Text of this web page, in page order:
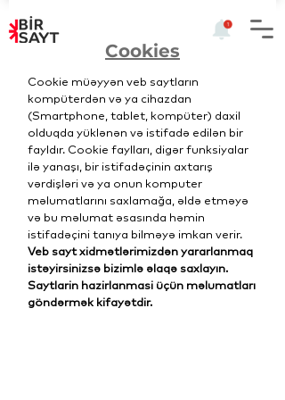
Cookies
Cookie müəyyən veb saytların
kompüterdən və ya cihazdan
(Smartphone, tablet, kompüter) daxil
olduqda yüklənən və istifadə edilən bir
fayldır. Cookie faylları, digər funksiyalar
ilə yanaşı, bir istifadəçinin axtarış
vərdişləri və ya onun komputer
məlumatlarını saxlamağa, əldə etməyə
və bu məlumat əsasında həmin
istifadəçini tanıya bilməyə imkan verir.
Veb sayt xidmətlərimizdən yararlanmaq
istəyirsinizsə bizimlə əlaqə saxlayın.
Saytlarin hazirlanmasi üçün məlumatları
göndərmək kifayətdir.